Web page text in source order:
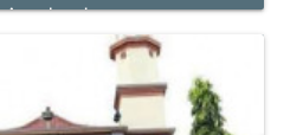
dengan
diri sendiri
Keluarga